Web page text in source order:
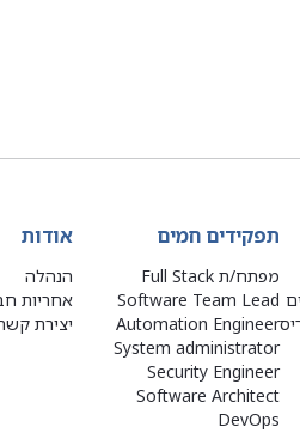
תפקידים חמים
מפתח/ת Full Stack
Software Team Lead
Automation Engineer
System administrator
Security Engineer
Software Architect
DevOps
אודות
הנהלה
אחריות
יצירת